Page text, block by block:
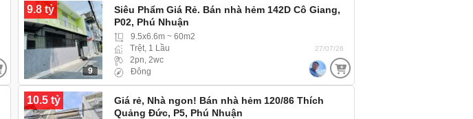
9.8 tỷ
9
Siêu Phẩm Giá Rẻ. Bán nhà hẻm 142D Cô Giang,
P02, Phú Nhuận
9.5x6.6m ~ 60m2
Trệt, 1 Lầu
2pn, 2wc
Đông
27/07/26
10.5 tỷ
Giá rẻ, Nhà ngon! Bán nhà hẻm 120/86 Thích
Quảng Đức, P5, Phú Nhuận